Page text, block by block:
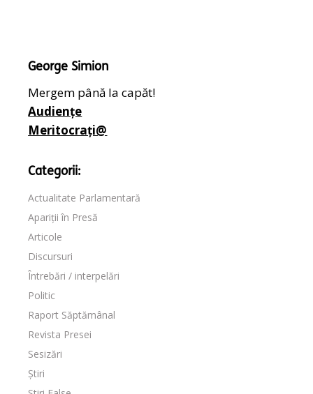
George Simion
Mergem până la capăt!
Audiențe
Meritocrați@
Categorii:
Actualitate Parlamentară
Apariții în Presă
Articole
Discursuri
Întrebări / interpelări
Politic
Raport Săptămânal
Revista Presei
Sesizări
Știri